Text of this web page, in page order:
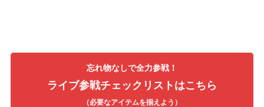
忘れ物なしで全力参戦！
ライブ参戦チェックリストはこちら
（必要なアイテムを揃えよう）